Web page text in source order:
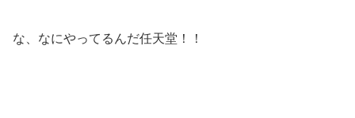
な、なにやってるんだ任天堂！！